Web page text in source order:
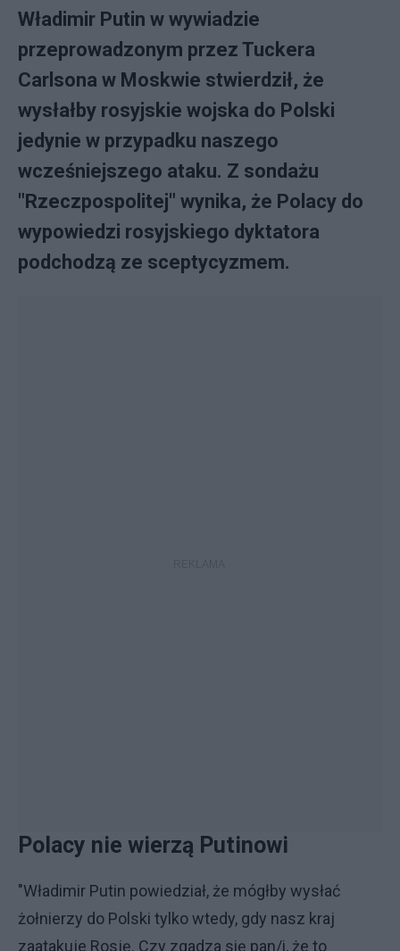
Władimir Putin w wywiadzie
przeprowadzonym przez Tuckera
Carlsona w Moskwie stwierdził, że
wysłałby rosyjskie wojska do Polski
jedynie w przypadku naszego
wcześniejszego ataku. Z sondażu
"Rzeczpospolitej" wynika, że Polacy do
wypowiedzi rosyjskiego dyktatora
podchodzą ze sceptycyzmem.
Polacy nie wierzą Putinowi
"Władimir Putin powiedział, że mógłby wysłać
żołnierzy do Polski tylko wtedy, gdy nasz kraj
zaatakuje Rosję. Czy zgadza się pan/i, że to